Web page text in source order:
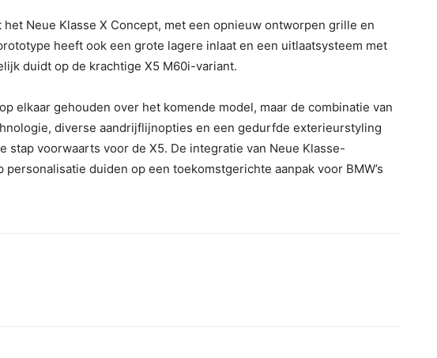
Neue Klasse X Concept, met een opnieuw ontworpen grille en
heeft ook een grote lagere inlaat en een uitlaatsysteem met
duidt op de krachtige X5 M60i-variant.
elkaar gehouden over het komende model, maar de combinatie van
diverse aandrijflijnopties en een gedurfde exterieurstyling
stap voorwaarts voor de X5. De integratie van Neue Klasse-
duiden op een toekomstgerichte aanpak voor BMW’s